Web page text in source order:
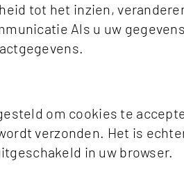
tot het inzien,
Als u uw
om cookies te
verzonden. Het is
in uw browser.